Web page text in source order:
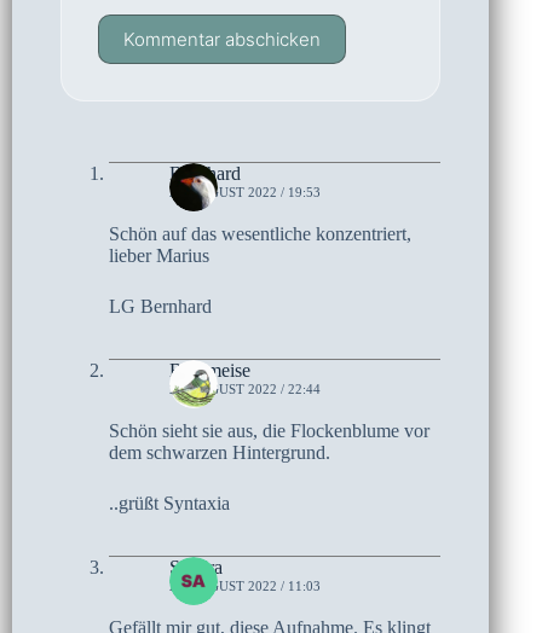
Kommentar abschicken
Bernhard
28. AUGUST 2022 / 19:53
Schön auf das wesentliche konzentriert,
lieber Marius
LG Bernhard
Bohlmeise
26. AUGUST 2022 / 22:44
Schön sieht sie aus, die Flockenblume vor
dem schwarzen Hintergrund.
..grüßt Syntaxia
Sandra
26. AUGUST 2022 / 11:03
Gefällt mir gut, diese Aufnahme. Es klingt